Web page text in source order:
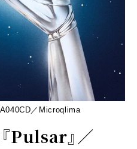
／Microqlima
』／